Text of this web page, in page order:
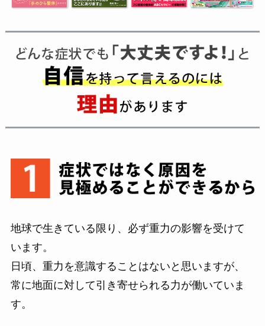
地球で生きている限り、必ず重力の影響を受けて
います。
日頃、重力を意識することはないと思いますが、
常に地面に対して引き寄せられる力が働いていま
す。